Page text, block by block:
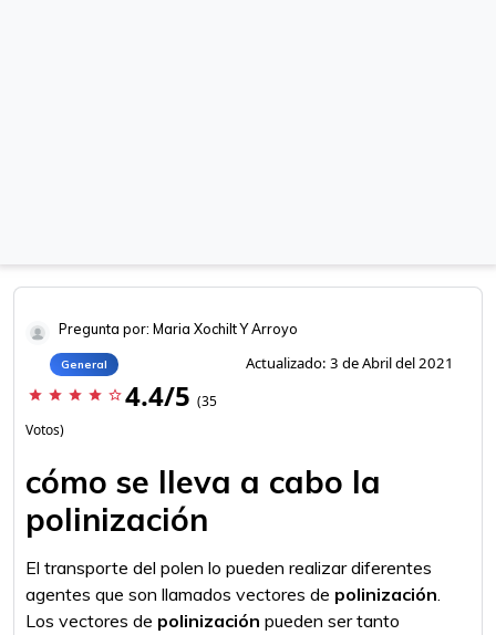
Pregunta por: Maria Xochilt Y Arroyo
General Actualizado: 3 de Abril del 2021
star star star star star_border 4.4/5 (35
Votos)
cómo se lleva a cabo la
polinización
El transporte del polen lo pueden realizar diferentes
agentes que son llamados vectores de polinización.
Los vectores de polinización pueden ser tanto